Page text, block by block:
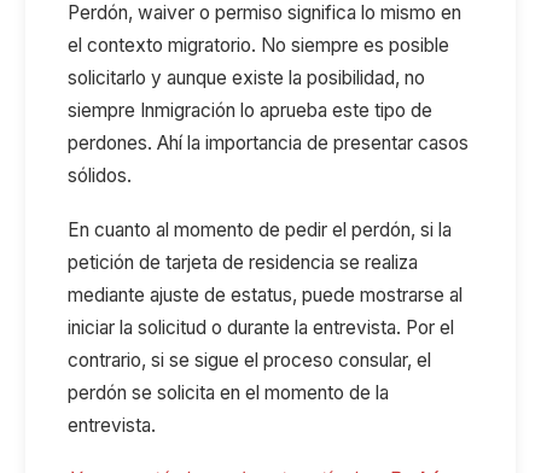
Perdón, waiver o permiso significa lo mismo en
el contexto migratorio. No siempre es posible
solicitarlo y aunque existe la posibilidad, no
siempre Inmigración lo aprueba este tipo de
perdones. Ahí la importancia de presentar casos
sólidos.
En cuanto al momento de pedir el perdón, si la
petición de tarjeta de residencia se realiza
mediante ajuste de estatus, puede mostrarse al
iniciar la solicitud o durante la entrevista. Por el
contrario, si se sigue el proceso consular, el
perdón se solicita en el momento de la
entrevista.